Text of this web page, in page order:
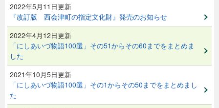
2022年5月11日更新
『改訂版 西会津町の指定文化財』発売のお知らせ
2022年4月12日更新
「にしあいづ物語100選」その51からその60までをまとめま
した
2021年10月5日更新
「にしあいづ物語100選」その1からその50までをまとめまし
た